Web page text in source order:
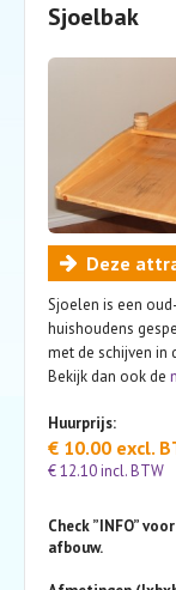
Sjoelbak
Deze
Sjoelen is een
huishoudens
met de schijven in
Bekijk dan ook de
Huurprijs:
€ 10.00 excl.
€ 12.10 incl. BTW
Check ”INFO”
afbouw.